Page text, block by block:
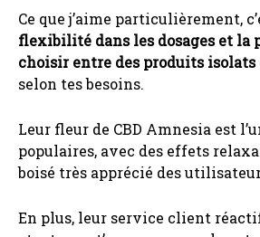
Ce que j’aime particulièrement,
flexibilité dans les dosages et la
choisir entre des produits
selon tes besoins.
Leur fleur de CBD Amnesia est
populaires, avec des effets
boisé très apprécié des
En plus, leur service client